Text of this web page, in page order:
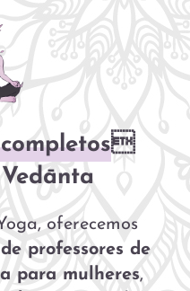

oferecemos
professores de
para mulheres,